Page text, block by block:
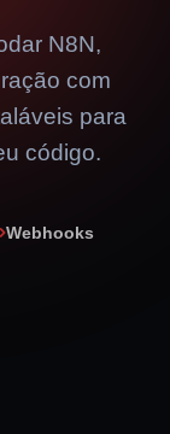
N8N,
com
para
código.
Webhooks